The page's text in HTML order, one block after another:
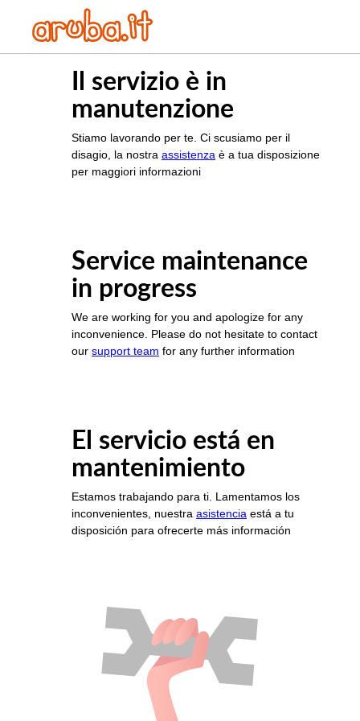
Il servizio è in
manutenzione
Stiamo lavorando per te. Ci scusiamo per il
disagio, la nostra assistenza è a tua disposizione
per maggiori informazioni
Service maintenance
in progress
We are working for you and apologize for any
inconvenience. Please do not hesitate to contact
our support team for any further information
El servicio está en
mantenimiento
Estamos trabajando para ti. Lamentamos los
inconvenientes, nuestra asistencia está a tu
disposición para ofrecerte más información